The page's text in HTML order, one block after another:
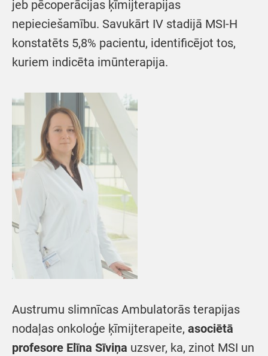
jeb pēcoperācijas ķīmijterapijas
nepieciešamību. Savukārt IV stadijā MSI-H
konstatēts 5,8% pacientu, identificējot tos,
kuriem indicēta imūnterapija.
Austrumu slimnīcas Ambulatorās terapijas
nodaļas onkoloģe ķīmijterapeite, asociētā
profesore Elīna Sīviņa uzsver, ka, zinot MSI un